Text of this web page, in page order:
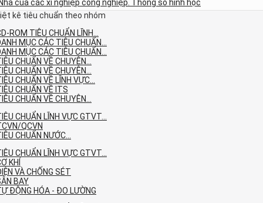
của các xí nghiệp công nghiệp. Thông số hình học
kê tiêu chuẩn theo nhóm
ROM TIÊU CHUẨN LĨNH...
MỤC CÁC TIÊU CHUẨN...
MỤC CÁC TIÊU CHUẨN...
CHUẨN VỀ CHUYÊN...
CHUẨN VỀ CHUYÊN...
CHUẨN VỀ LĨNH VỰC...
CHUẨN VỀ ITS
CHUẨN VỀ CHUYÊN...
CHUẨN LĨNH VỰC GTVT...
QCVN
CHUẨN NƯỚC...
CHUẨN LĨNH VỰC GTVT...
KHÍ
VÀ CHỐNG SÉT
BAY
ĐỘNG HÓA - ĐO LƯỜNG